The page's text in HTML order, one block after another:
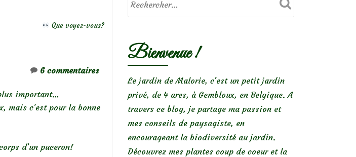
Que voyez-vous?
6 commentaires
important…
mais c’est pour la bonne
d’un puceron!
Bienvenue !
Le jardin de Malorie, c'est un petit jardin
privé, de 4 ares, à Gembloux, en Belgique. A
travers ce blog, je partage ma passion et
mes conseils de paysagiste, en
encourageant la biodiversité au jardin.
Découvrez mes plantes coup de coeur et la